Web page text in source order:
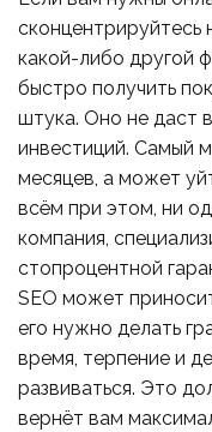
сконцентрируйтесь
какой-либо другой
быстро получить
штука. Оно не даст
инвестиций. Самый
месяцев, а может
всём при этом, ни
компания,
стопроцентной
SEO может
его нужно делать
время, терпение и
развиваться. Это
вернёт вам